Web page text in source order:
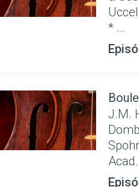
* ...
J.M.